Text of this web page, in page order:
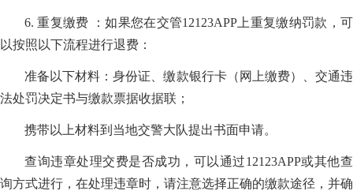
6. 重复缴费 ：如果您在交管12123APP上重复缴纳罚款，可
以按照以下流程进行退费：
准备以下材料：身份证、缴款银行卡（网上缴费）、交通违
法处罚决定书与缴款票据收据联；
携带以上材料到当地交警大队提出书面申请。
查询违章处理交费是否成功，可以通过12123APP或其他查
询方式进行，在处理违章时，请注意选择正确的缴款途径，并确